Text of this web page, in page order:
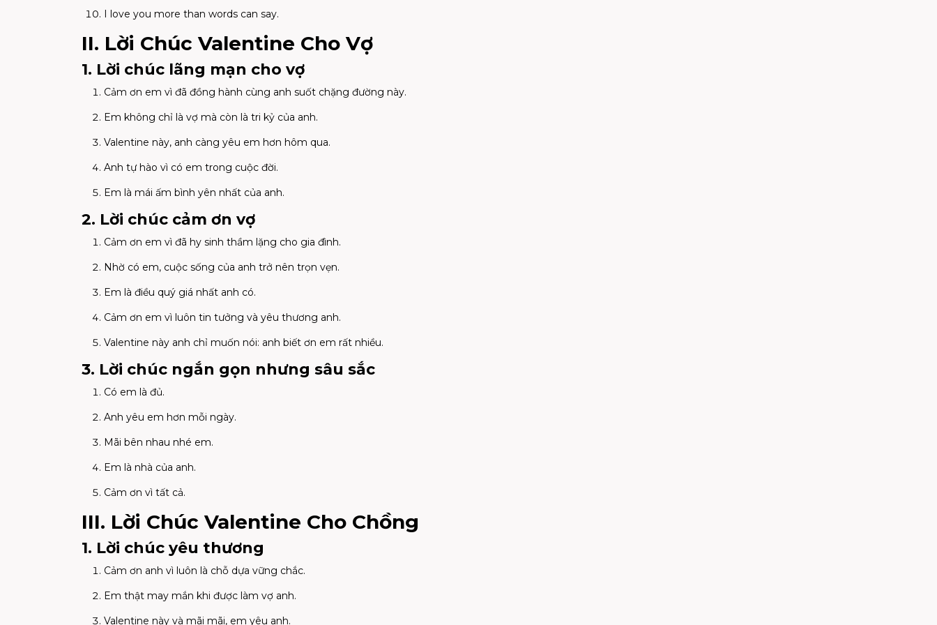
I love you more than words can say.
II. Lời Chúc Valentine Cho Vợ
1. Lời chúc lãng mạn cho vợ
Cảm ơn em vì đã đồng hành cùng anh suốt chặng đường này.
Em không chỉ là vợ mà còn là tri kỷ của anh.
Valentine này, anh càng yêu em hơn hôm qua.
Anh tự hào vì có em trong cuộc đời.
Em là mái ấm bình yên nhất của anh.
2. Lời chúc cảm ơn vợ
Cảm ơn em vì đã hy sinh thầm lặng cho gia đình.
Nhờ có em, cuộc sống của anh trở nên trọn vẹn.
Em là điều quý giá nhất anh có.
Cảm ơn em vì luôn tin tưởng và yêu thương anh.
Valentine này anh chỉ muốn nói: anh biết ơn em rất nhiều.
3. Lời chúc ngắn gọn nhưng sâu sắc
Có em là đủ.
Anh yêu em hơn mỗi ngày.
Mãi bên nhau nhé em.
Em là nhà của anh.
Cảm ơn vì tất cả.
III. Lời Chúc Valentine Cho Chồng
1. Lời chúc yêu thương
Cảm ơn anh vì luôn là chỗ dựa vững chắc.
Em thật may mắn khi được làm vợ anh.
Valentine này và mãi mãi, em yêu anh.